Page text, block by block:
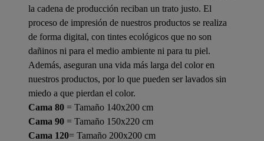
la cadena de producción reciban un trato justo. El
proceso de impresión de nuestros productos se realiza
de forma digital, con tintes ecológicos que no son
dañinos ni para el medio ambiente ni para tu piel.
Además, aseguran una vida más larga del color en
nuestros productos, por lo que pueden ser lavados sin
miedo a que pierdan el color.
Cama 80 = Tamaño 140x200 cm
Cama 90 = Tamaño 150x220 cm
Cama 120= Tamaño 200x200 cm